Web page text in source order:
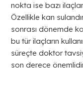
nokta ise bazı
Özellikle kan
sonrası dönemde
bu tür ilaçların
süreçte doktor
son derece